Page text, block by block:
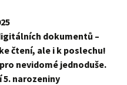
dokumentů –
ke čtení, ale i k poslechu!
nevidomé jednoduše.
5. narozeniny